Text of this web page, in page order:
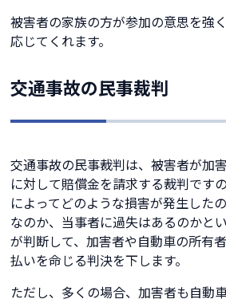
被害者の家族の方が参加の意思を強
応じてくれます。
交通事故の民事裁判
交通事故の民事裁判は、被害者が加
に対して賠償金を請求する裁判です
によってどのような損害が発生した
なのか、当事者に過失はあるのかと
が判断して、加害者や自動車の所有
払いを命じる判決を下します。
ただし、多くの場合、加害者も自動